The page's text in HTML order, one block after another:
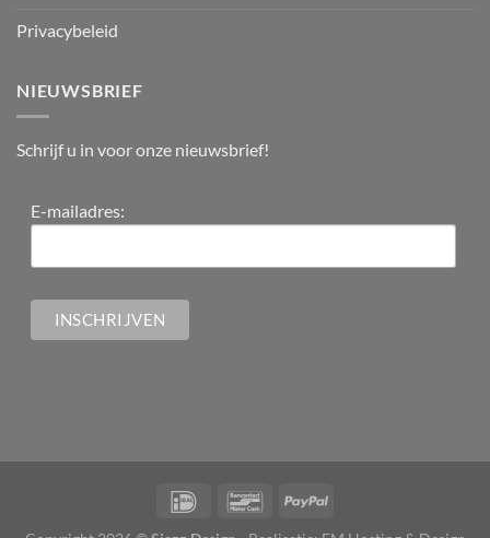
Privacybeleid
NIEUWSBRIEF
Schrijf u in voor onze nieuwsbrief!
E-mailadres: